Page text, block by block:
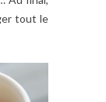
tout le